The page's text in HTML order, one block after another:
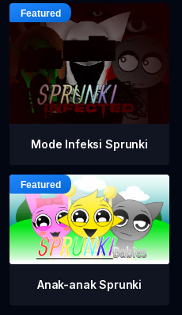
Mode Infeksi Sprunki
Anak-anak Sprunki